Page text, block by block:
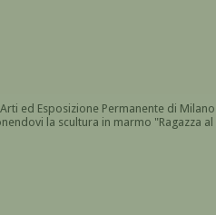
ed Esposizione Permanente di
la scultura in marmo "Ragazza al